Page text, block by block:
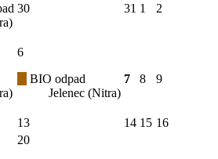
30 31 1 2
6
BIO odpad
Jelenec (Nitra)
7 8 9
13 14 15 16
20